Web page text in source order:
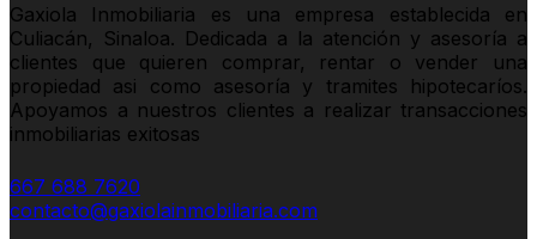
Gaxiola Inmobiliaria es una empresa establecida en
Culiacán, Sinaloa. Dedicada a la atención y asesoría a
clientes que quieren comprar, rentar o vender una
propiedad asi como asesoría y tramites hipotecaríos.
Apoyamos a nuestros clientes a realizar transacciones
inmobiliarias exitosas
667 688 7620
contacto@gaxiolainmobiliaria.com